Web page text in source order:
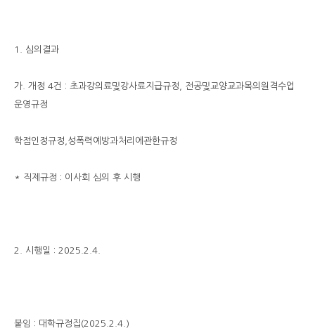
1. 심의결과
가. 개정 4건 : 초과강의료및강사료지급규정, 전공및교양교과목의원격수업
운영규정
학점인정규정,성폭력예방과처리에관한규정
* 직제규정 : 이사회 심의 후 시행
2. 시행일 : 2025.2.4.
붙임 : 대학규정집(2025.2.4.)